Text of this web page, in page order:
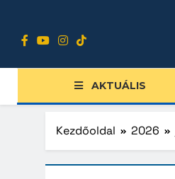
tartalomra
AKTUÁLIS
Kezdőoldal 2026